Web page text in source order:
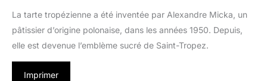
La tarte tropézienne a été inventée par Alexandre Micka, un
pâtissier d’origine polonaise, dans les années 1950. Depuis,
elle est devenue l’emblème sucré de Saint-Tropez.
Imprimer